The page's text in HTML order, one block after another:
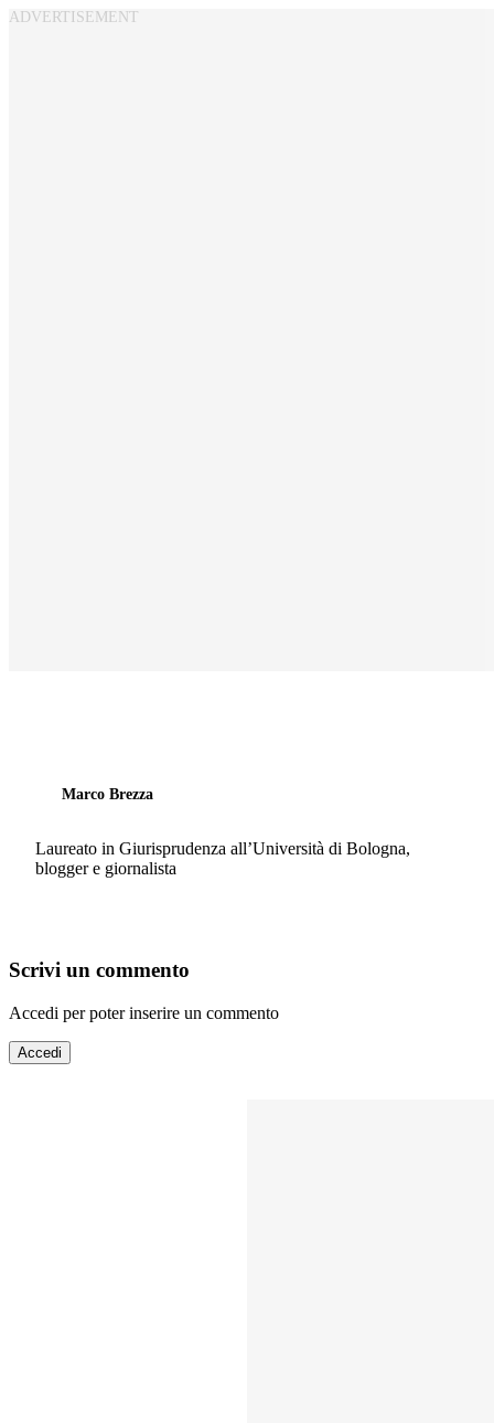
Marco Brezza
Laureato in Giurisprudenza all’Università di Bologna,
blogger e giornalista
Scrivi un commento
Accedi per poter inserire un commento
Accedi